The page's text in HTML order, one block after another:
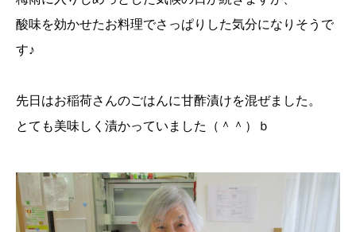
酸味を効かせたお料理でさっぱりした気分になりそうで
す♪
先日はお稲荷さんのごはんに甘酢漬けを混ぜました。
とても美味しく漬かっていました（＾＾）ｂ